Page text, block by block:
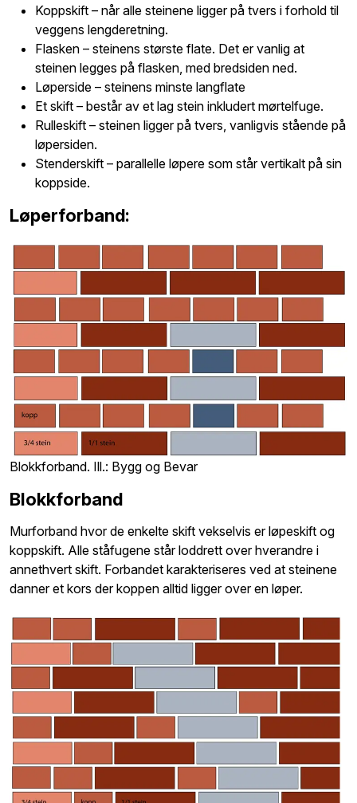
Koppskift – når alle steinene ligger på tvers i forhold til
veggens lengderetning.
Flasken – steinens største flate. Det er vanlig at
steinen legges på flasken, med bredsiden ned.
Løperside – steinens minste langflate
Et skift – består av et lag stein inkludert mørtelfuge.
Rulleskift – steinen ligger på tvers, vanligvis stående på
løpersiden.
Stenderskift – parallelle løpere som står vertikalt på sin
koppside.
Løperforband:
Blokkforband. Ill.: Bygg og Bevar
Blokkforband
Murforband hvor de enkelte skift vekselvis er løpeskift og
koppskift. Alle ståfugene står loddrett over hverandre i
annethvert skift. Forbandet karakteriseres ved at steinene
danner et kors der koppen alltid ligger over en løper.